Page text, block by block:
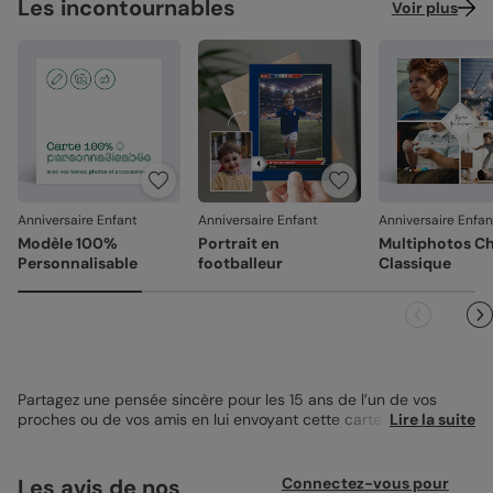
Les incontournables Voir plus
Anniversaire Enfant
Modèle 100%
Personnalisable
Anniversaire Enfant
Portrait en
footballeur
Anniversaire
Multiphotos
Classique
Partagez une pensée sincère pour les 15 ans de l’un de vos
proches ou de vos amis en lui envoyant cette carte anniversaire
utilisé dans l’impression est d’excellente qualité, ce qui vous
Lire la suite
Connectez-vous pour